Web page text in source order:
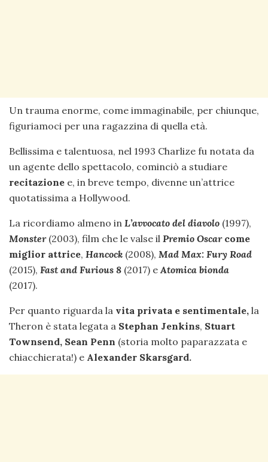
Un trauma enorme, come immaginabile, per chiunque,
figuriamoci per una ragazzina di quella età.
Bellissima e talentuosa, nel 1993 Charlize fu notata da
un agente dello spettacolo, cominciò a studiare
recitazione e, in breve tempo, divenne un’attrice
quotatissima a Hollywood.
La ricordiamo almeno in L’avvocato del diavolo (1997),
Monster(2003), film che le valse il Premio Oscarcome
miglior attrice, Hancock (2008), Mad Max: Fury Road
(2015), Fast and Furious 8 (2017) e Atomica bionda
(2017).
Per quanto riguarda la vita privata e sentimentale, la
Theron è stata legata a Stephan Jenkins, Stuart
Townsend, Sean Penn (storia molto paparazzata e
chiacchierata!) e Alexander Skarsgard.